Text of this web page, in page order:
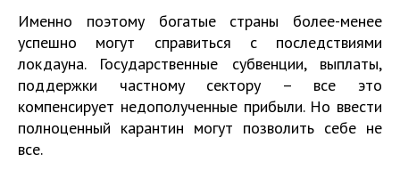
Именно поэтому богатые страны более-менее
успешно могут справиться с последствиями
локдауна. Государственные субвенции, выплаты,
поддержки частному сектору – все это
компенсирует недополученные прибыли. Но ввести
полноценный карантин могут позволить себе не
все.